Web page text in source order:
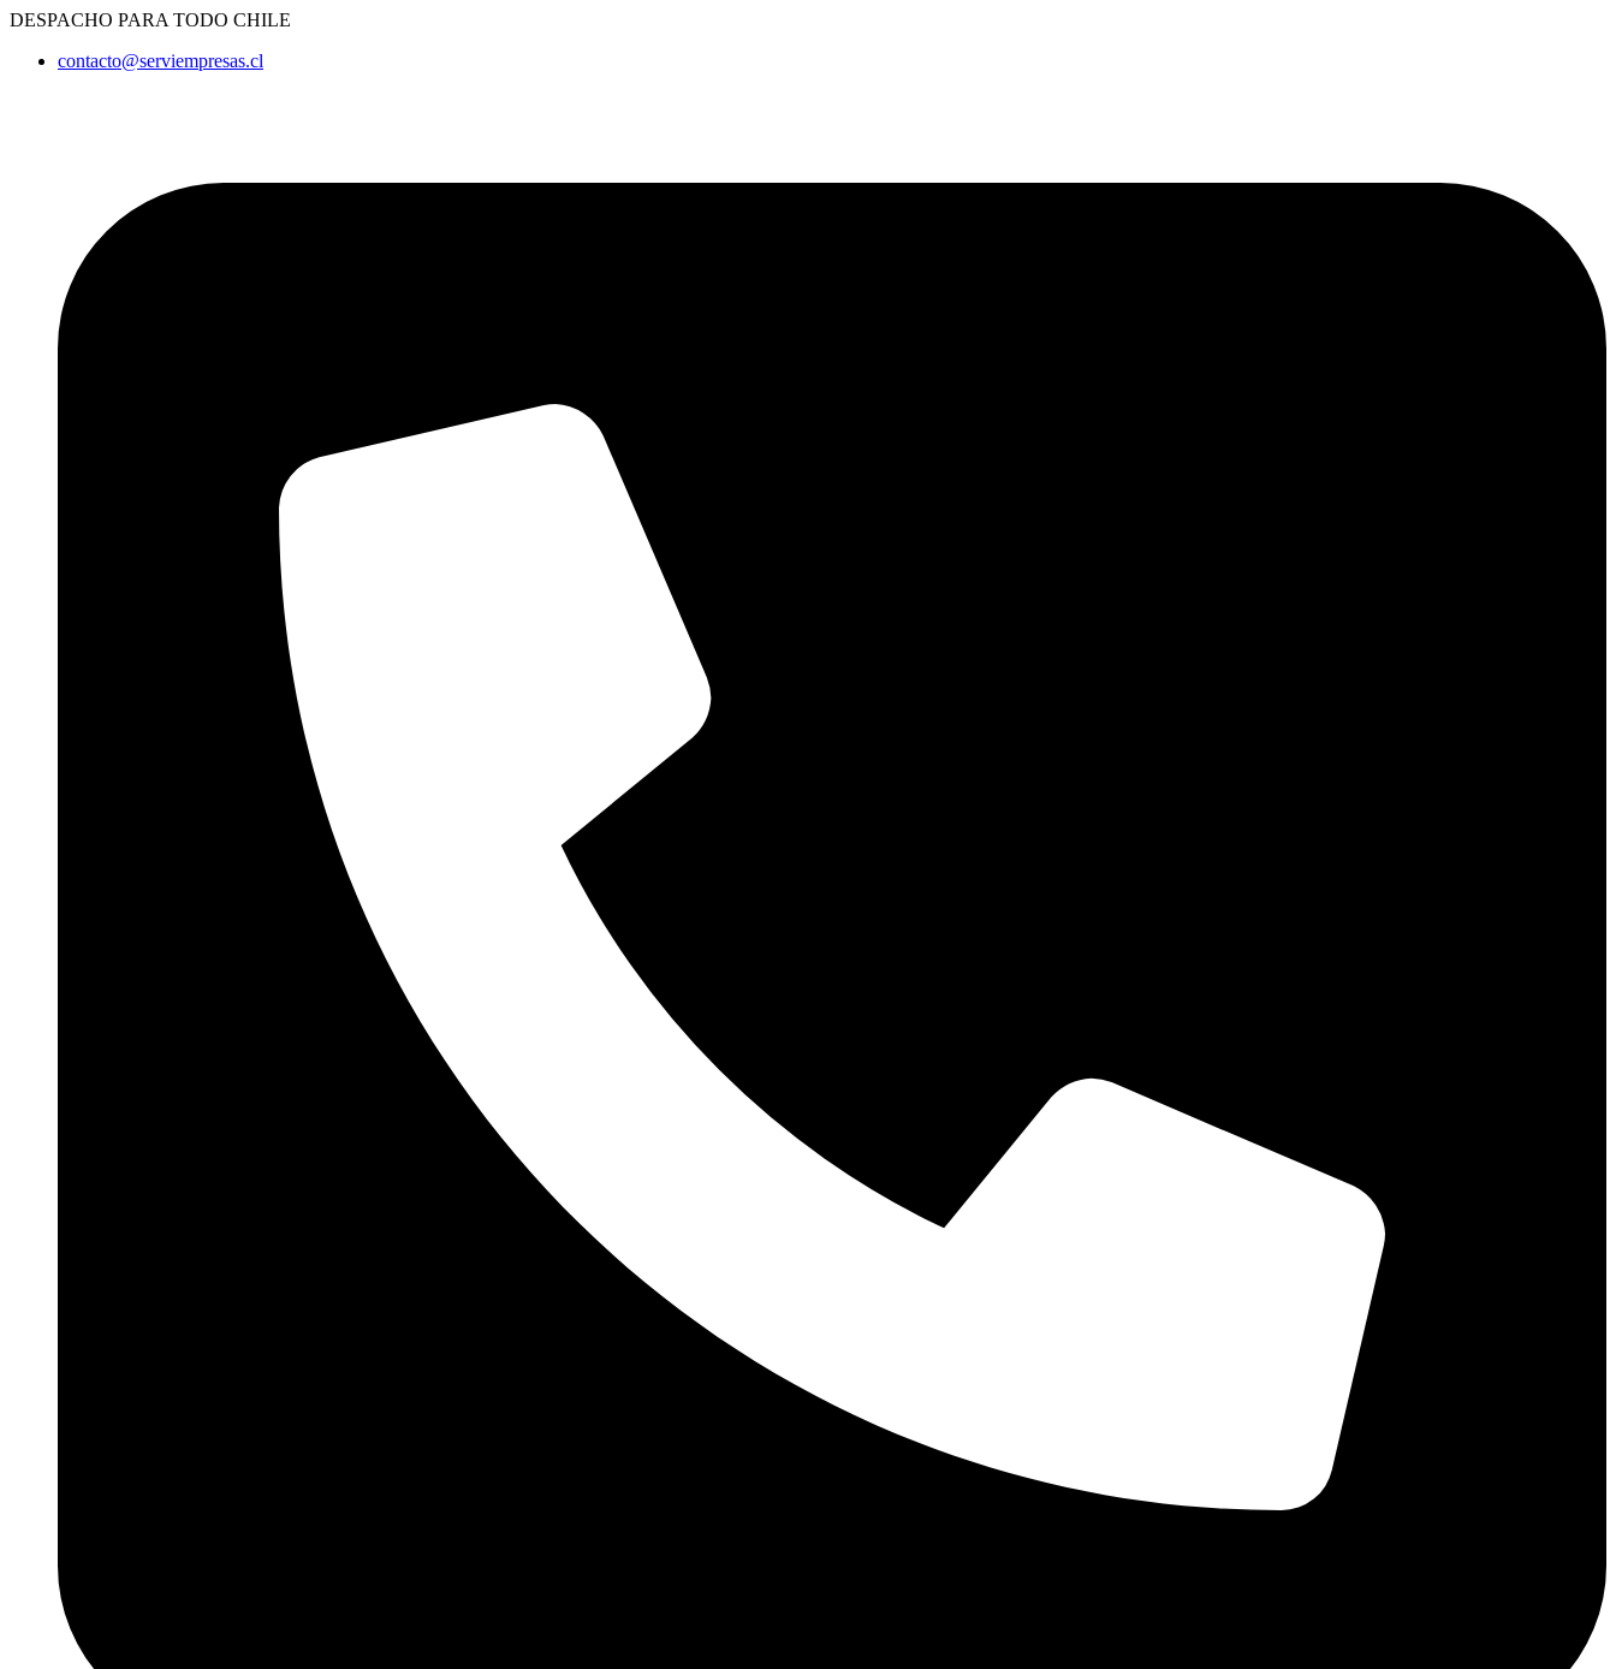
Ir
contenido
DESPACHO PARA TODO CHILE
contacto@serviempresas.cl